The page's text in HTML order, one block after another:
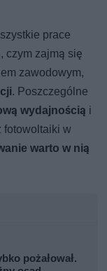
prace
, czym zajmą się
zawodowym,
. Poszczególne
wydajnością i
fotowoltaiki w
warto w nią
pożałował.